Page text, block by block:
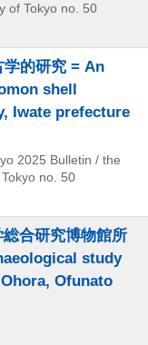
of Tokyo no. 50
学的研究 = An
shell
Iwate prefecture
2025 Bulletin / the
no. 50
合研究博物館所
study
Ofunato